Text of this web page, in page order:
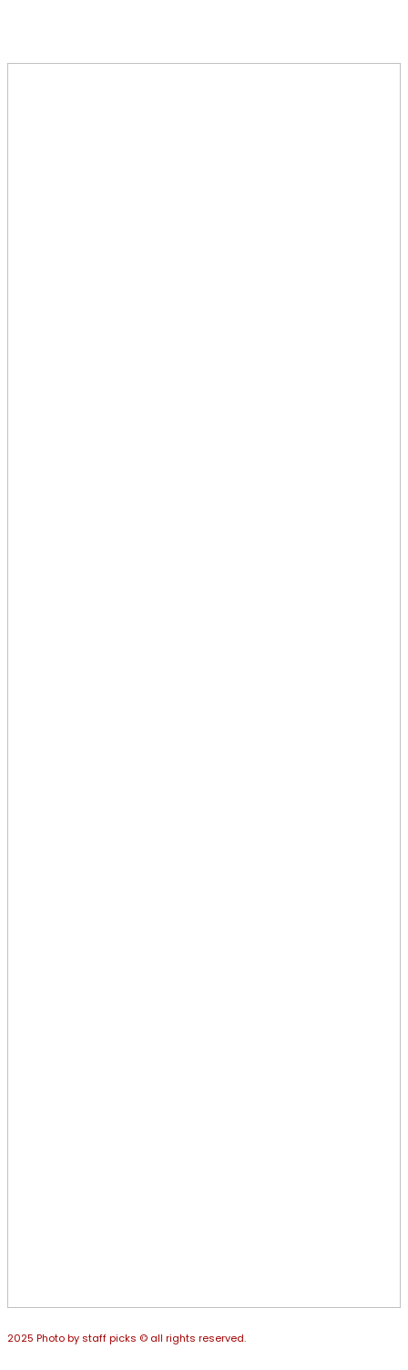
2025 Photo by staff picks © all rights reserved.